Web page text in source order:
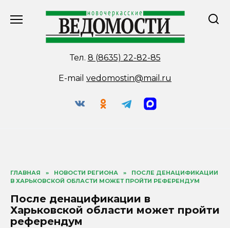
Тел. 8 (8635) 22-82-85
E-mail vedomostin@mail.ru
ГЛАВНАЯ » НОВОСТИ РЕГИОНА »
ПОСЛЕ ДЕНАЦИФИКАЦИИ
В ХАРЬКОВСКОЙ ОБЛАСТИ МОЖЕТ ПРОЙТИ РЕФЕРЕНДУМ
После денацификации в
Харьковской области может пройти
референдум